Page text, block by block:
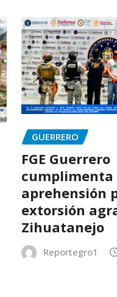
GUERRERO
FGE Guerrero
cumplimenta
aprehensión
extorsión
Zihuatanejo
Reportegro1